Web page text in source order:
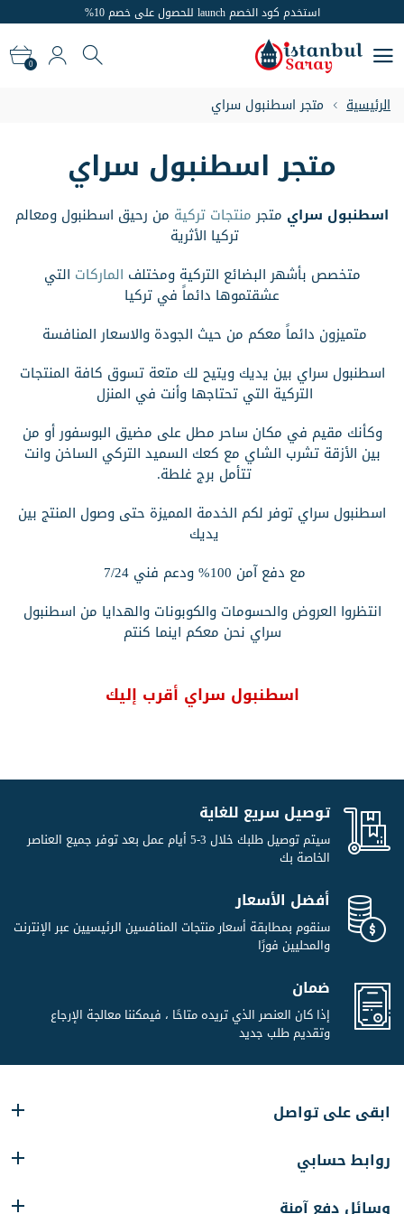
استخدم كود الخصم launch للحصول على خصم 10%
شحن مجاني للطلبات التي تزيد عن 300 دولارًا
استخدم كود الخصم launch للحصول على خصم 10%
0
الرئيسية متجر اسطنبول سراي
متجر اسطنبول سراي
اسطنبول سراي متجرمنتجات تركية من رحيق اسطنبول ومعالم
تركيا الأثرية
متخصص بأشهر البضائع التركية ومختلف الماركات التي
عشقتموها دائماً في تركيا
متميزون دائماً معكم من حيث الجودة والاسعار المنافسة
اسطنبول سراي بين يديك ويتيح لك متعة تسوق كافة المنتجات
التركية التي تحتاجها وأنت في المنزل
وكأنك مقيم في مكان ساحر مطل على مضيق البوسفور أو من
بين الأزقة تشرب الشاي مع كعك السميد التركي الساخن وانت
تتأمل برج غلطة.
اسطنبول سراي توفر لكم الخدمة المميزة حتى وصول المنتج بين
يديك
مع دفع آمن 100% ودعم فني 7/24
انتظروا العروض والحسومات والكوبونات والهدايا من اسطنبول
سراي نحن معكم اينما كنتم
اسطنبول سراي أقرب إليك
توصيل سريع للغاية
سيتم توصيل طلبك خلال 3-5 أيام عمل بعد توفر جميع العناصر
الخاصة بك
أفضل الأسعار
سنقوم بمطابقة أسعار منتجات المنافسين الرئيسيين عبر الإنترنت
والمحليين فورًا
ضمان
إذا كان العنصر الذي تريده متاحًا ، فيمكننا معالجة الإرجاع
وتقديم طلب جديد
ابقى على تواصل
روابط حسابي
وسائل دفع آمنة